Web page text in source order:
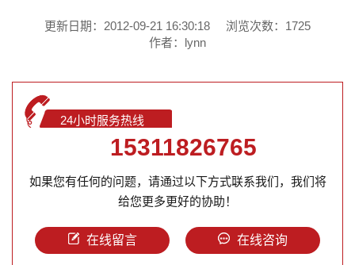
更新日期：2012-09-21 16:30:18
浏览次数：1725
作者：lynn
24小时服务热线
15311826765
如果您有任何的问题，请通过以下方式联系我们，我们将
给您更多更好的协助！
在线留言 在线咨询